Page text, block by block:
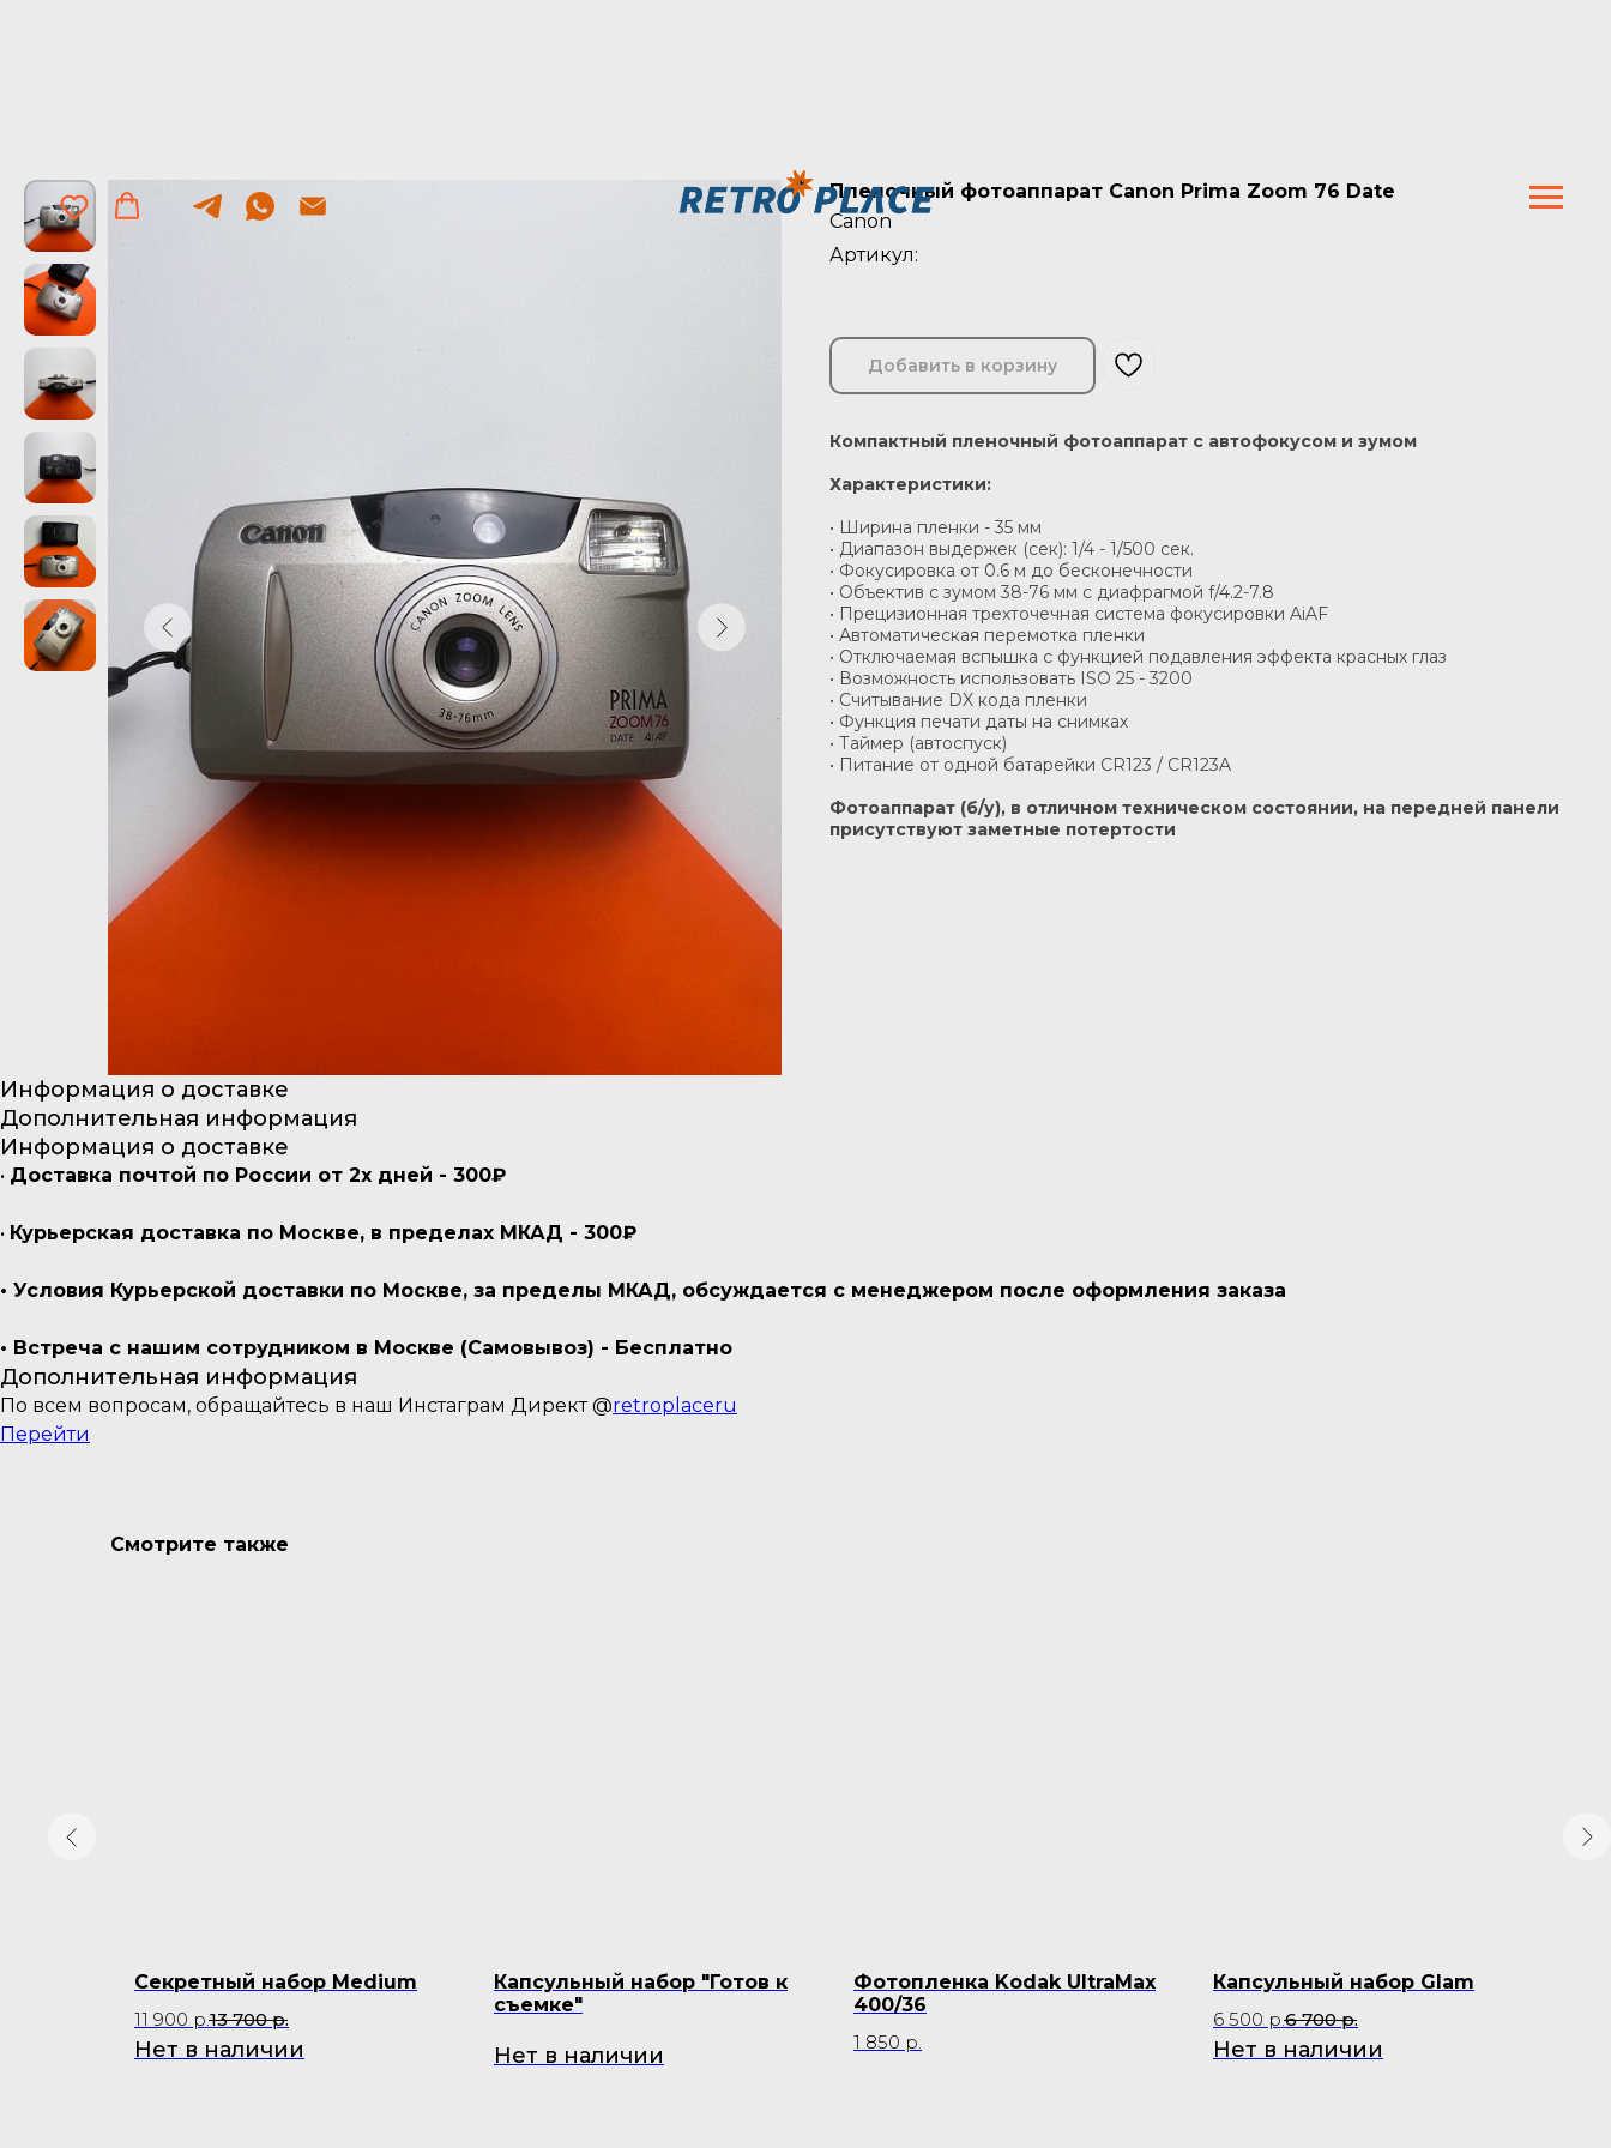
Пленочный фотоаппарат Canon Prima Zoom 76 Date
Canon
Артикул:
Добавить в корзину
Компактный пленочный фотоаппарат с автофокусом и зумом
Характеристики:
• Ширина пленки - 35 мм
• Диапазон выдержек (сек): 1/4 - 1/500 сек.
• Фокусировка от 0.6 м до бесконечности
• Объектив с зумом 38-76 мм с диафрагмой f/4.2-7.8
• Прецизионная трехточечная система фокусировки AiAF
• Автоматическая перемотка пленки
• Отключаемая вспышка с функцией подавления эффекта красных глаз
• Возможность использовать ISO 25 - 3200
• Считывание DX кода пленки
• Функция печати даты на снимках
• Таймер (автоспуск)
• Питание от одной батарейки CR123 / CR123A
Фотоаппарат (б/у), в отличном техническом состоянии, на передней панели
присутствуют заметные потертости
Информация о доставке
Дополнительная информация
Информация о доставке
• Доставка почтой по России от 2х дней - 300₽
• Курьерская доставка по Москве, в пределах МКАД - 300₽
• Условия Курьерской доставки по Москве, за пределы МКАД, обсуждается с менеджером после оформления заказа
• Встреча с нашим сотрудником в Москве (Самовывоз) - Бесплатно
Дополнительная информация
По всем вопросам, обращайтесь в наш Инстаграм Директ @retroplaceru
Перейти
Смотрите также
Секретный набор Medium
11 900 р.13 700 р.
Нет в наличии
Капсульный набор "Готов к
съемке"
Нет в наличии
Фотопленка Kodak UltraMax
400/36
1 850 р.
Капсульный набор Glam
6 500 р.6 700 р.
Нет в наличии